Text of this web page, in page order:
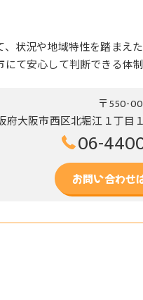
状況や地域特性を踏まえ
て安心して判断できる体
〒550-
府大阪市西区北堀江１丁目
06-
お問い合わせ